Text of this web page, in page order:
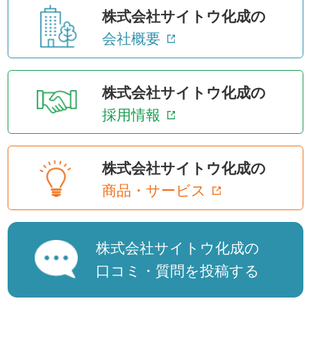
株式会社サイトウ化成の
会社概要
株式会社サイトウ化成の
採用情報
株式会社サイトウ化成の
商品・サービス
株式会社サイトウ化成の
口コミ・質問を投稿する